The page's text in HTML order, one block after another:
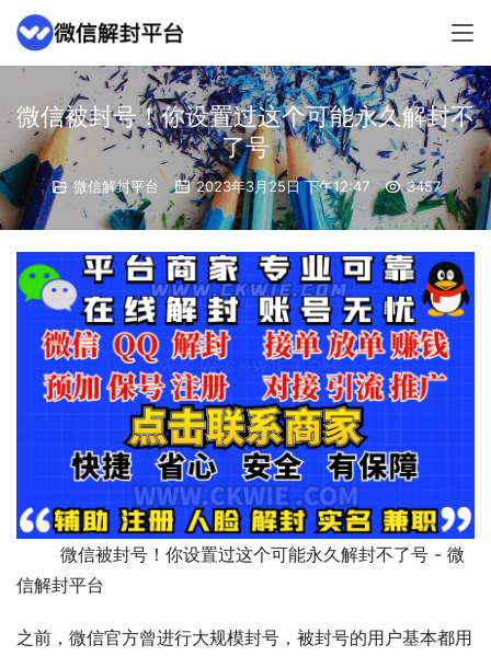
微信被封号！你设置过这个可能永久解封不
了号
微信解封平台 2023年3月25日 下午12:47 3457
信解封平台
之前，微信官方曾进行大规模封号，被封号的用户基本都用